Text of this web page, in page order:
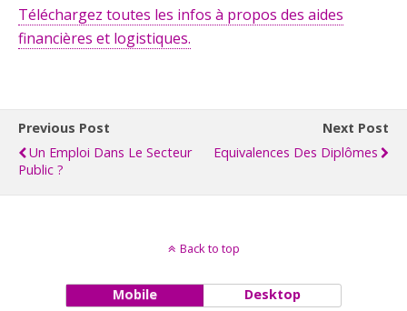
Téléchargez toutes les infos à propos des aides
financières et logistiques.
Previous Post
Un Emploi Dans Le Secteur
Public ?
Next Post
Equivalences Des Diplômes
Back to top
Mobile Desktop